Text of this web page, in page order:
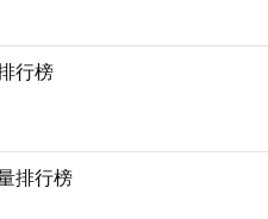
行榜
排行榜